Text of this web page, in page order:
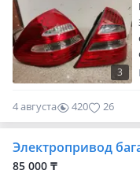
3
4 августа 420 26
Электропривод
85 000 ₸